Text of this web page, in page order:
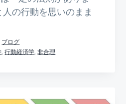
の行動を思いのまま
ブログ
,行動経済学,非合理